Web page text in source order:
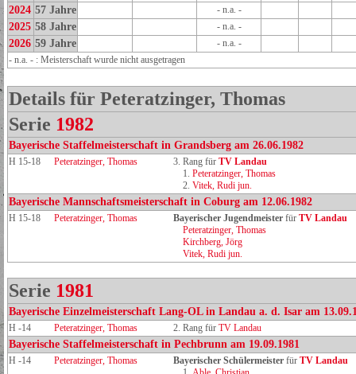
2024 57 Jahre - n.a. -
2025 58 Jahre - n.a. -
2026 59 Jahre
- n.a. -
- n.a. - : Meisterschaft wurde nicht ausgetragen
Details für Peteratzinger, Thomas
Serie 1982
Bayerische Staffelmeisterschaft in Grandsberg am 26.06.1982
H 15-18 Peteratzinger, Thomas 3. Rang für TV Landau
1. Peteratzinger, Thomas
2. Vitek, Rudi jun.
Bayerische Mannschaftsmeisterschaft in Coburg am 12.06.1982
H 15-18 Peteratzinger, Thomas Bayerischer Jugendmeister für TV Landau
Peteratzinger, Thomas
Kirchberg, Jörg
Vitek, Rudi jun.
Serie 1981
Bayerische Einzelmeisterschaft Lang-OL in Landau a. d. Isar am
H -14 Peteratzinger, Thomas 2. Rang für TV Landau
Bayerische Staffelmeisterschaft in Pechbrunn am 19.09.1981
H -14 Peteratzinger, Thomas Bayerischer Schülermeister für TV Landau